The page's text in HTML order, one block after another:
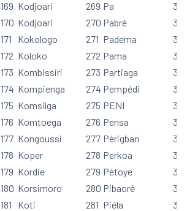
169
170
171
172
173
174
175
176
177
178
179
180
181
Kodjoari
Kodjoari
Kokologo
Koloko
Kombissiri
Kompienga
Komsilga
Komtoega
Kongoussi
Koper
Kordie
Korsimoro
Koti
269
270
271
272
273
274
275
276
277
278
279
280
281
Pa
Pabré
Padema
Pama
Partiaga
Pempédi
PENI
Pensa
Périgban
Perkoa
Pétoye
Pibaoré
Piéla
371
381